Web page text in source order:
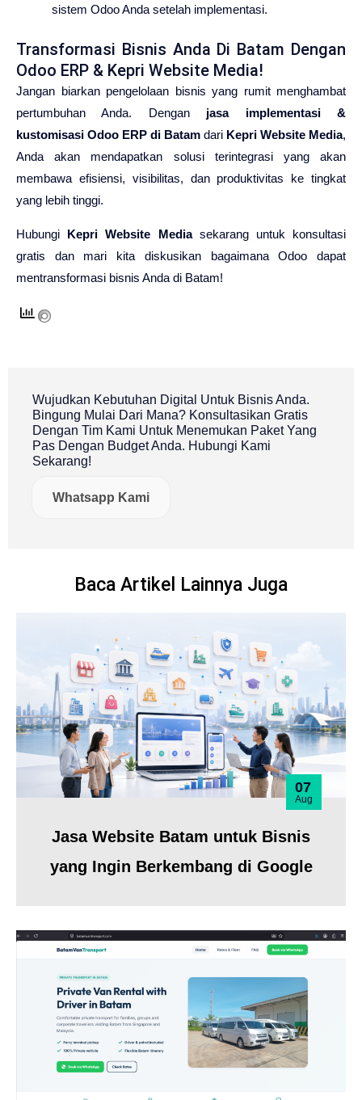
sistem Odoo Anda setelah implementasi.
Transformasi Bisnis Anda Di Batam Dengan
Odoo ERP & Kepri Website Media!
Jangan biarkan pengelolaan bisnis yang rumit menghambat
pertumbuhan Anda. Dengan jasa implementasi &
kustomisasi Odoo ERP di Batam dari Kepri Website Media,
Anda akan mendapatkan solusi terintegrasi yang akan
membawa efisiensi, visibilitas, dan produktivitas ke tingkat
yang lebih tinggi.
Hubungi Kepri Website Mediasekarang untuk konsultasi
gratis dan mari kita diskusikan bagaimana Odoo dapat
mentransformasi bisnis Anda di Batam!
Wujudkan Kebutuhan Digital Untuk Bisnis Anda.
Bingung Mulai Dari Mana? Konsultasikan Gratis
Dengan Tim Kami Untuk Menemukan Paket Yang
Pas Dengan Budget Anda. Hubungi Kami
Sekarang!
Whatsapp Kami
Baca Artikel Lainnya Juga
07
Aug
Jasa Website Batam untuk Bisnis
yang Ingin Berkembang di Google